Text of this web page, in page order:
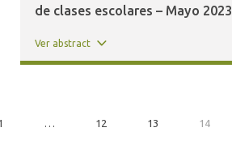
de clases escolares – Mayo 2023
Ver abstract
… 12 13 14